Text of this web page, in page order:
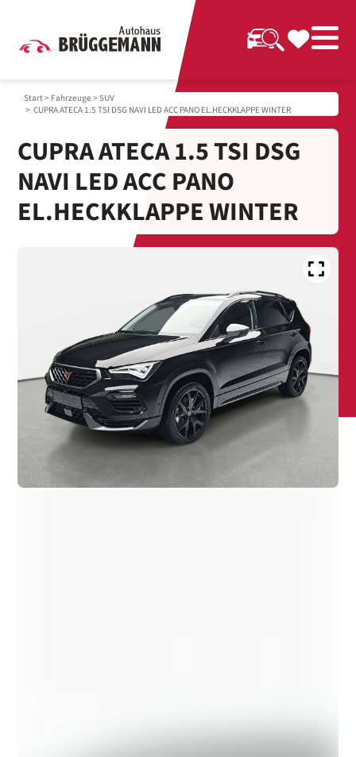
Start> Fahrzeuge > SUV
> CUPRA ATECA 1.5 TSI DSG NAVI LED ACC PANO EL.HECKKLAPPE WINTER
CUPRA ATECA 1.5 TSI DSG
NAVI LED ACC PANO
EL.HECKKLAPPE WINTER